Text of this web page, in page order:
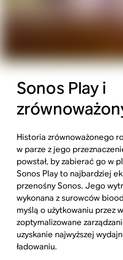
Sonos Play i
Historia zrównoważonego
w parze z jego
powstał, by zabierać go w
Sonos Play to najbardziej
przenośny Sonos. Jego
wykonana z surowców
myślą o użytkowaniu przez
zoptymalizowane
uzyskanie najwyższej
ładowaniu.